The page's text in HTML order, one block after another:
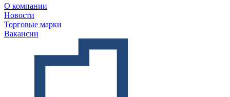
О компании
Новости
Торговые марки
Вакансии